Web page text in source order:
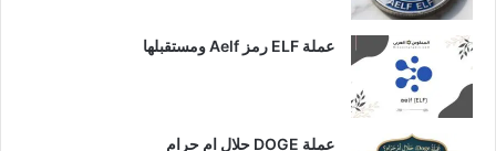
عملة ELF رمز Aelf ومستقبلها
عملة DOGE حلال ام حرام